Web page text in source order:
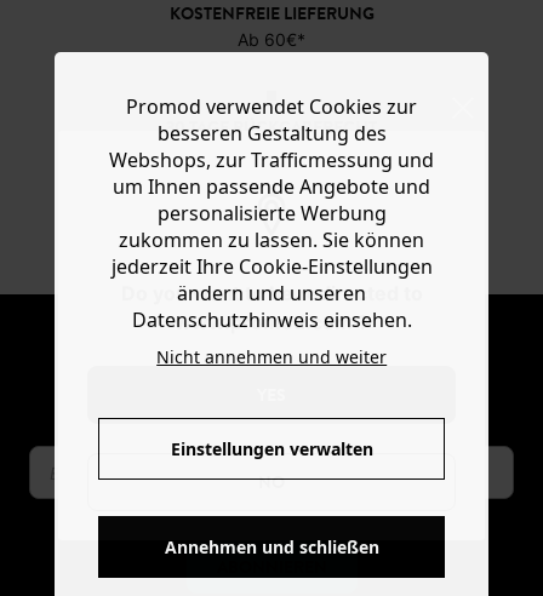
Do you want to be redirected to
www.promod.com ?
NO
KOSTENFREIE LIEFERUNG
Ab 60€*
30 TAGE RÜCKGABERECHT
SICHER BEZAHLEN
Klarna, Apple Pay, Visa, PayPal
NEWSLETTER
Mode-news und angebote von promod
Promod verwendet Cookies zur
besseren Gestaltung des
Webshops, zur Trafficmessung und
um Ihnen passende Angebote und
personalisierte Werbung
zukommen zu lassen. Sie können
jederzeit Ihre Cookie-Einstellungen
ändern und unseren
Datenschutzhinweis einsehen.
Nicht annehmen und weiter
Einstellungen verwalten
Annehmen und schließen